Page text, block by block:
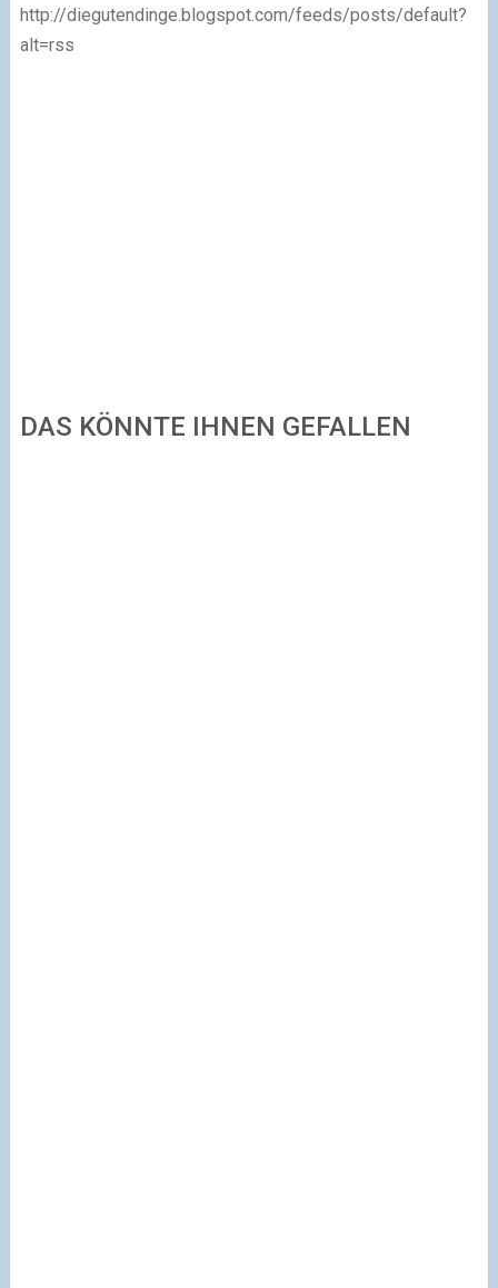
http://diegutendinge.blogspot.com/feeds/posts/default?
alt=rss
DAS KÖNNTE IHNEN GEFALLEN